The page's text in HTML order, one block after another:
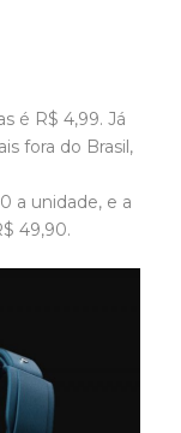
é R$ 4,99. Já
fora do Brasil,
a unidade, e a
49,90.